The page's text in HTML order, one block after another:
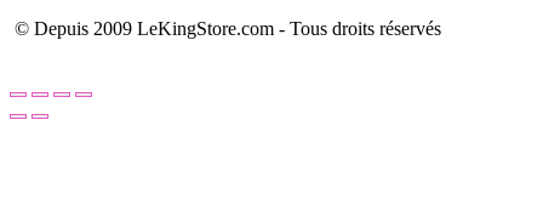
© Depuis 2009 LeKingStore.com - Tous droits réservés